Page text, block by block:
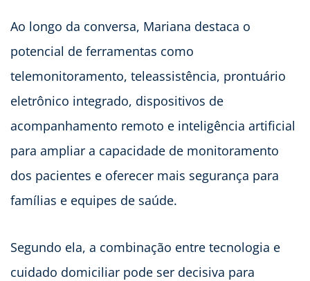
Ao longo da conversa, Mariana destaca o
potencial de ferramentas como
telemonitoramento, teleassistência, prontuário
eletrônico integrado, dispositivos de
acompanhamento remoto e inteligência artificial
para ampliar a capacidade de monitoramento
dos pacientes e oferecer mais segurança para
famílias e equipes de saúde.
Segundo ela, a combinação entre tecnologia e
cuidado domiciliar pode ser decisiva para